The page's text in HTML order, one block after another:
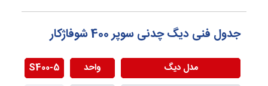
جدول فنی دیگ چدنی سوپر 400 شوفاژکار
مدل دیگ واحد S400-5